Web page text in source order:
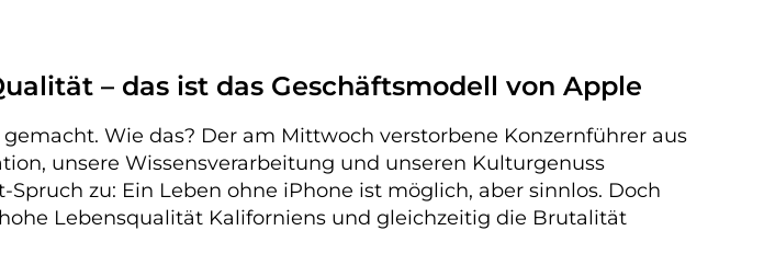
– das ist das Geschäftsmodell von Apple
Wie das? Der am Mittwoch verstorbene Konzernführer aus
unsere Wissensverarbeitung und unseren Kulturgenuss
zu: Ein Leben ohne iPhone ist möglich, aber sinnlos. Doch
Lebensqualität Kaliforniens und gleichzeitig die Brutalität